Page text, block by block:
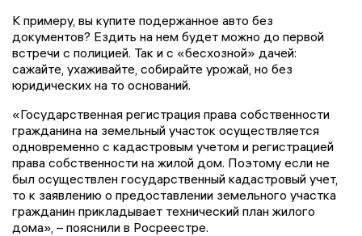
К примеру, вы купите подержанное авто без
документов? Ездить на нем будет можно до первой
встречи с полицией. Так и с «бесхозной» дачей:
сажайте, ухаживайте, собирайте урожай, но без
юридических на то оснований.
«Государственная регистрация права собственности
гражданина на земельный участок осуществляется
одновременно с кадастровым учетом и регистрацией
права собственности на жилой дом. Поэтому если не
был осуществлен государственный кадастровый учет,
то к заявлению о предоставлении земельного участка
гражданин прикладывает технический план жилого
дома», – пояснили в Росреестре.